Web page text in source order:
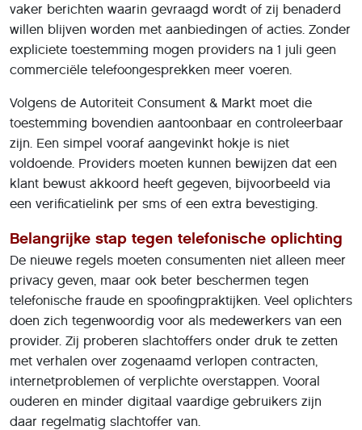
vaker berichten waarin gevraagd wordt of zij benaderd
willen blijven worden met aanbiedingen of acties. Zonder
expliciete toestemming mogen providers na 1 juli geen
commerciële telefoongesprekken meer voeren.
Volgens de Autoriteit Consument & Markt moet die
toestemming bovendien aantoonbaar en controleerbaar
zijn. Een simpel vooraf aangevinkt hokje is niet
voldoende. Providers moeten kunnen bewijzen dat een
klant bewust akkoord heeft gegeven, bijvoorbeeld via
een verificatielink per sms of een extra bevestiging.
Belangrijke stap tegen telefonische oplichting
De nieuwe regels moeten consumenten niet alleen meer
privacy geven, maar ook beter beschermen tegen
telefonische fraude en spoofingpraktijken. Veel oplichters
doen zich tegenwoordig voor als medewerkers van een
provider. Zij proberen slachtoffers onder druk te zetten
met verhalen over zogenaamd verlopen contracten,
internetproblemen of verplichte overstappen. Vooral
ouderen en minder digitaal vaardige gebruikers zijn
daar regelmatig slachtoffer van.